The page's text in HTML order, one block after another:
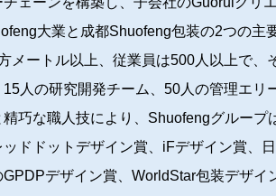
大業と成都Shuofeng包装の2つの主
メートル以上、従業員は500人以上で、
人の研究開発チーム、50人の管理エリ
精巧な職人技により、Shuofengグループ
ドドットデザイン賞、iFデザイン賞、
デザイン賞、WorldStar包装デザイ